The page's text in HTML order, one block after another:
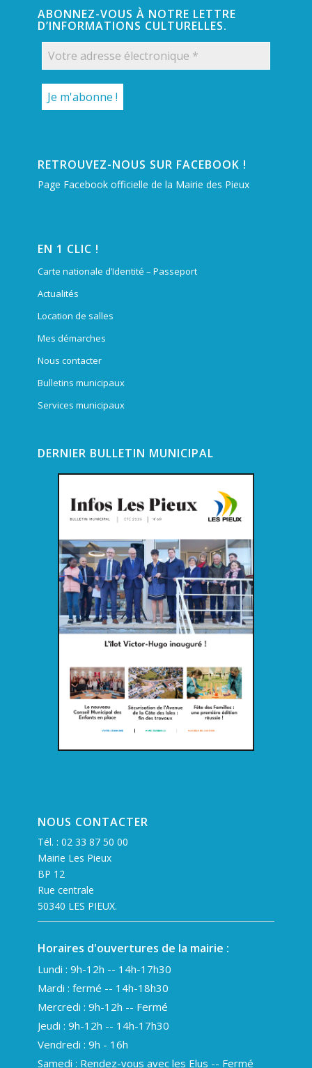
ABONNEZ-VOUS À NOTRE LETTRE
D’INFORMATIONS CULTURELLES.
RETROUVEZ-NOUS SUR FACEBOOK !
Page Facebook officielle de la Mairie des Pieux
EN 1 CLIC !
Carte nationale d’Identité – Passeport
Actualités
Location de salles
Mes démarches
Nous contacter
Bulletins municipaux
Services municipaux
DERNIER BULLETIN MUNICIPAL
NOUS CONTACTER
Tél. : 02 33 87 50 00
Mairie Les Pieux
BP 12
Rue centrale
50340 LES PIEUX.
Horaires d'ouvertures de la mairie :
Lundi : 9h-12h -- 14h-17h30
Mardi : fermé -- 14h-18h30
Mercredi : 9h-12h -- Fermé
Jeudi : 9h-12h -- 14h-17h30
Vendredi : 9h - 16h
Samedi : Rendez-vous avec les Elus -- Fermé